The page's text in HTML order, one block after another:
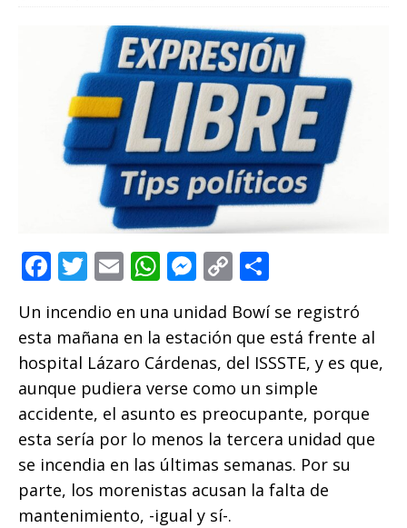
F
c
e
b
o
o
k
T
w
it
te
r
E
ai
l
W
at
s
A
p
p
M
e
ss
e
n
g
e
r
C
p
y
Li
n
k
o
m
p
ar
ti
r
Un incendio en una unidad Bowí se registró
esta mañana en la estación que está frente al
hospital Lázaro Cárdenas, del ISSSTE, y es que,
aunque pudiera verse como un simple
accidente, el asunto es preocupante, porque
esta sería por lo menos la tercera unidad que
se incendia en las últimas semanas. Por su
parte, los morenistas acusan la falta de
mantenimiento, -igual y sí-.